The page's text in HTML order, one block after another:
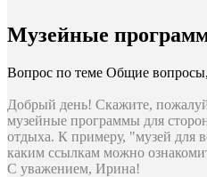
Музейные
Вопрос по теме Общие
Добрый день! Скажите,
музейные программы для
отдыха. К примеру, "музей для
каким ссылкам можно
С уважением, Ирина!